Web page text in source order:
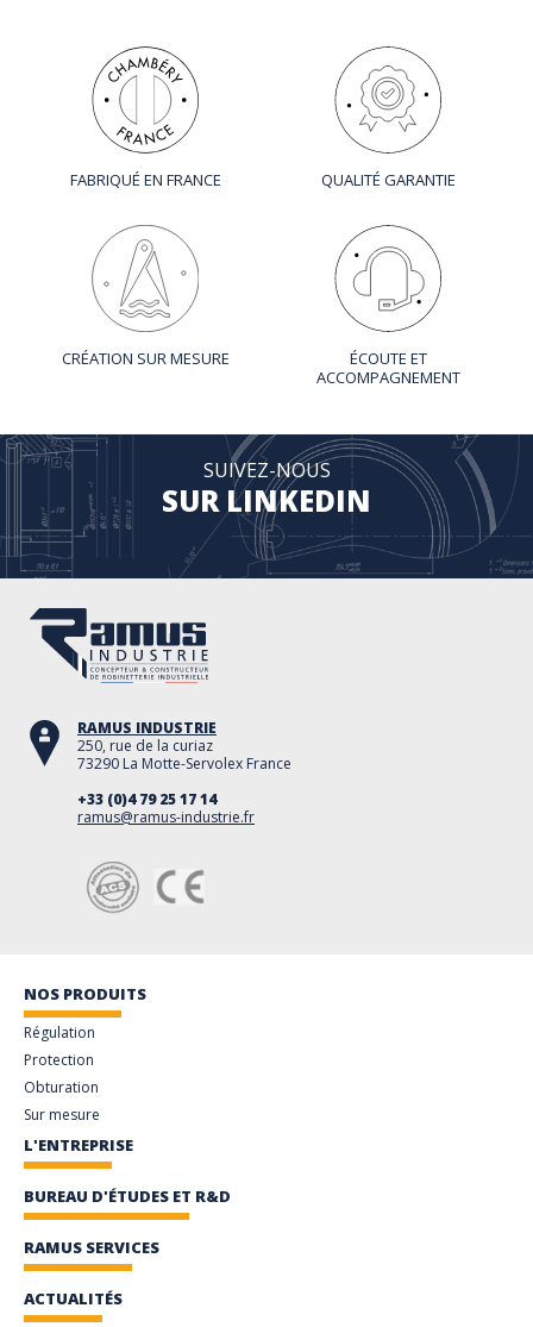
FABRIQUÉ EN FRANCE QUALITÉ GARANTIE
CRÉATION SUR MESURE
ÉCOUTE ET
ACCOMPAGNEMENT
SUIVEZ-NOUS
SUR LINKEDIN
RAMUS INDUSTRIE
250, rue de la curiaz
73290 La Motte-Servolex France
+33 (0)4 79 25 17 14
ramus@ramus-industrie.fr
NOS PRODUITS
Régulation
Protection
Obturation
Sur mesure
L'ENTREPRISE
BUREAU D'ÉTUDES ET R&D
RAMUS SERVICES
ACTUALITÉS